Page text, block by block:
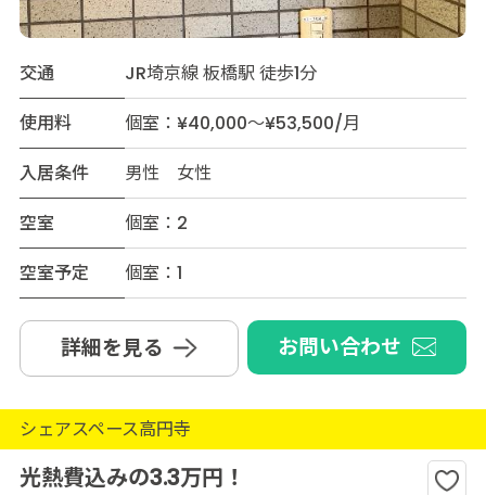
交通
JR埼京線 板橋駅 徒歩1分
使用料
個室：¥40,000～¥53,500/月
入居条件
男性 女性
空室
個室：2
空室予定
個室：1
詳細を見る お問い合わせ
シェアスペース高円寺
光熱費込みの3.3万円！